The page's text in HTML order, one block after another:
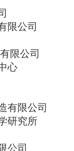
限公司
限公司
心
限公司
研究所
公司